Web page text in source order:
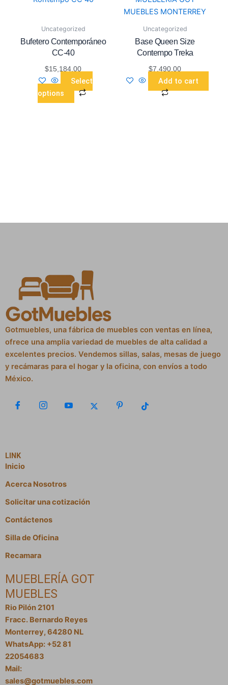
Uncategorized
Bufetero Contemporáneo
CC-40
$15,184.00
Select
options
The
options
be
chosen
on
Uncategorized
Base Queen Size
Contempo Treka
$7,490.00
Add to cart
Gotmuebles, una fábrica de muebles con ventas en línea,
ofrece una amplia variedad de muebles de alta calidad a
excelentes precios. Vendemos sillas, salas, mesas de juego
y recámaras para el hogar y la oficina, con envíos a todo
México.
LINK
Inicio
Acerca Nosotros
Solicitar una cotización
Contáctenos
Silla de Oficina
Recamara
MUEBLERÍA GOT
MUEBLES
Rio Pilón 2101
Fracc. Bernardo Reyes
Monterrey, 64280 NL
WhatsApp: +52 81
22054683
Mail:
sales@gotmuebles.com